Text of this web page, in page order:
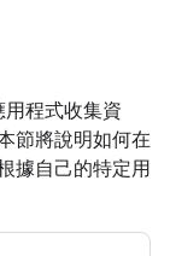
程式收集資
節將說明如何在
據自己的特定用